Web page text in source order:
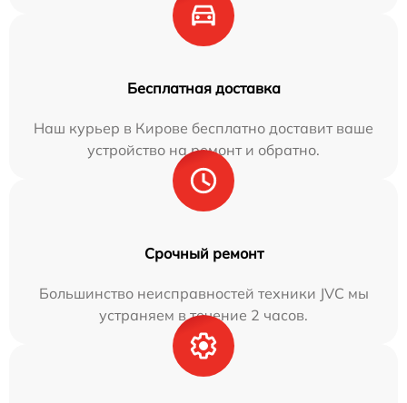
Бесплатная доставка
Наш курьер в Кирове бесплатно доставит ваше
устройство на ремонт и обратно.
Срочный ремонт
Большинство неисправностей техники JVC мы
устраняем в течение 2 часов.